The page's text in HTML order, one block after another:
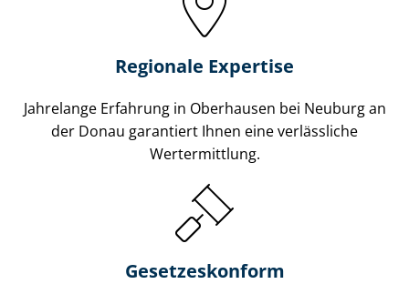
Regionale Expertise
Jahrelange Erfahrung in Oberhausen bei Neuburg an
der Donau garantiert Ihnen eine verlässliche
Wertermittlung.
Gesetzes­konform